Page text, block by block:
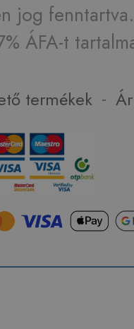
jog fenntartva.
ÁFA-t
termékek -